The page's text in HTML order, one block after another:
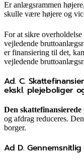
Er anlægsrammen
skulle være højere og
For at sikre
vejledende
er finansiering til det,
vejledende
Ad. C.
ekskl. plejeboliger
Den
og afdrag reduceres.
borger.
Ad D.